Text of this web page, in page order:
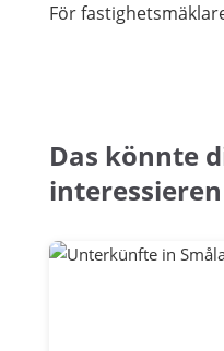
För
Das könnte
interessieren